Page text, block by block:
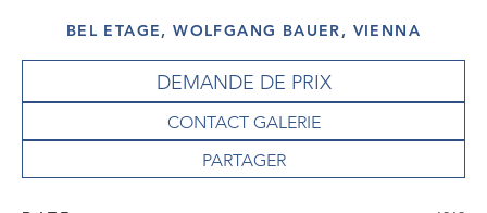
BEL ETAGE, WOLFGANG BAUER, VIENNA
DEMANDE DE PRIX
CONTACT GALERIE